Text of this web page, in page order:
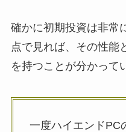
確かに初期投資は非常
点で見れば、その性能
を持つことが分かって
一度ハイエンドPC